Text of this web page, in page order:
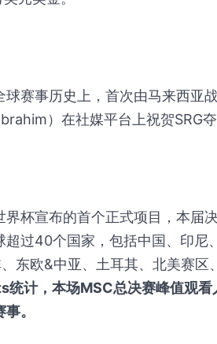
球赛事历史上，首次由马来西亚
）在社媒平台上祝贺SRG夺
界杯宣布的首个正式项目，本届
超过40个国家，包括中国、印尼
东欧&中亚、土耳其、北美赛区
计，本场MSC总决赛峰值观
。